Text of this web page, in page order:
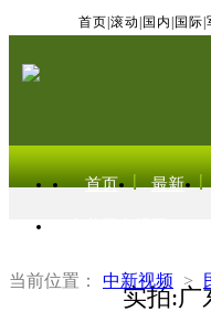
首页 滚动 国内 国际
首页 最新
当前位置： 中新视频 >
实拍:广